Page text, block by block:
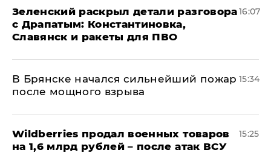
​Зеленский раскрыл детали разговора
с Драпатым: Константиновка,
Славянск и ракеты для ПВО
16:07
В Брянске начался сильнейший пожар
после мощного взрыва
15:34
​Wildberries продал военных товаров
на 1,6 млрд рублей – после атак ВСУ
15:25